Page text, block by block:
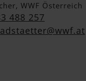
WWF Österreich
488 257